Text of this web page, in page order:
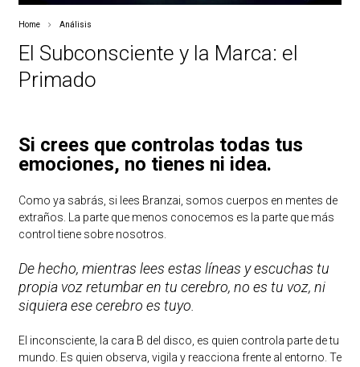
Home Análisis
El Subconsciente y la Marca: el
Primado
Si crees que controlas todas tus
emociones, no tienes ni idea.
Como ya sabrás, si lees Branzai, somos cuerpos en mentes de
extraños. La parte que menos conocemos es la parte que más
control tiene sobre nosotros.
De hecho, mientras lees estas líneas y escuchas tu
propia voz retumbar en tu cerebro, no es tu voz, ni
siquiera ese cerebro es tuyo.
El inconsciente, la cara B del disco, es quien controla parte de tu
mundo. Es quien observa, vigila y reacciona frente al entorno. Te